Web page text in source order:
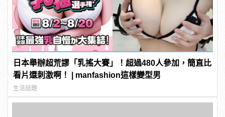
日本舉辦超荒謬「乳搖大賽」！超過480人參加，簡直比
看片還刺激啊！ | manfashion這樣變型男
生活話題